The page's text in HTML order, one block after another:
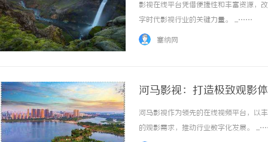
影视在线平台凭借便捷性和丰富资源，
字时代影视行业的关键力量。 ...……
塞纳网
河马影视：打造极致观影
河马影视作为领先的在线视频平台，以
的观影需求，推动行业数字化发展。